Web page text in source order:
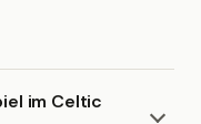
im Celtic